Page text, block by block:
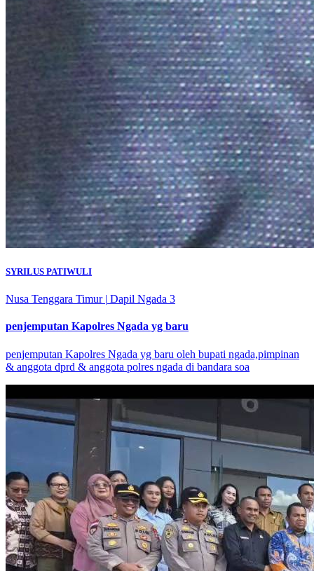
SYRILUS PATIWULI
Nusa Tenggara Timur | Dapil Ngada 3
penjemputan Kapolres Ngada yg baru
penjemputan Kapolres Ngada yg baru oleh bupati ngada,pimpinan
& anggota dprd & anggota polres ngada di bandara soa